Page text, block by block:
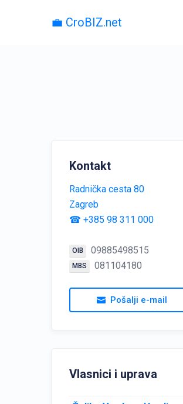
💼 CroBIZ.net
Kontakt
Radnička cesta 80
Zagreb
☎ +385 98 311 000
OIB 09885498515
MBS 081104180
Pošalji e-mail
Vlasnici i uprava